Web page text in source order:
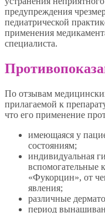
предупреждения
педиатрической
применения
специалиста.
По отзывам
прилагаемой к
что его применение
имеющаяся у
состояниям;
индивидуальная
вспомогательные
«Фукорцин», от
явления;
различные
период